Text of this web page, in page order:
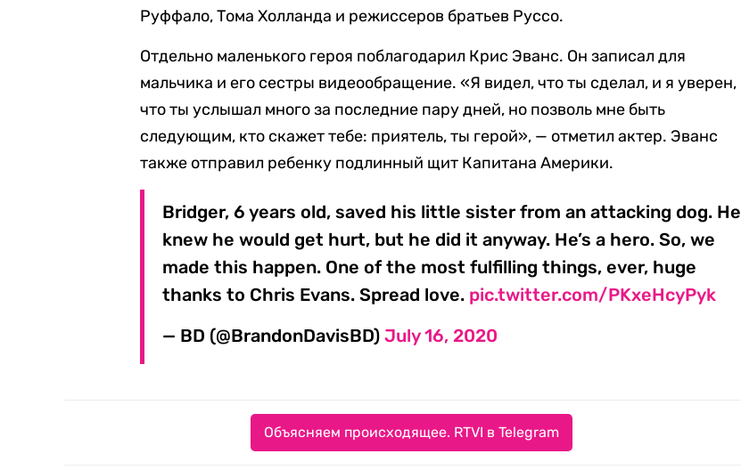
Руффало, Тома Холланда и режиссеров братьев Руссо.
Отдельно маленького героя поблагодарил Крис Эванс. Он записал для
мальчика и его сестры видеообращение. «Я видел, что ты сделал, и я уверен,
что ты услышал много за последние пару дней, но позволь мне быть
следующим, кто скажет тебе: приятель, ты герой», — отметил актер. Эванс
также отправил ребенку подлинный щит Капитана Америки.
Bridger, 6 years old, saved his little sister from an attacking dog. He
knew he would get hurt, but he did it anyway. He’s a hero. So, we
made this happen. One of the most fulfilling things, ever, huge
thanks to Chris Evans. Spread love. pic.twitter.com/PKxeHcyPyk
— BD (@BrandonDavisBD)July 16, 2020
Объясняем происходящее. RTVI в Telegram